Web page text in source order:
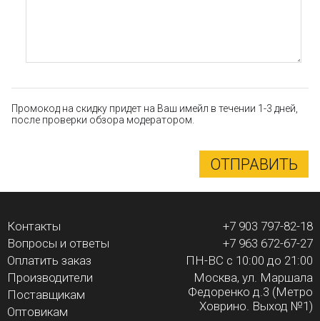
Промокод на скидку придет на Ваш имейл в течении 1-3 дней,
после проверки обзора модератором.
ОТПРАВИТЬ
Контакты
Вопросы и ответы
Оплатить заказ
Производители
Поставщикам
Оптовикам
+7 903 797-82-18
+7 963 672-67-27
ПН-ВС с 10:00 до 21:00
Москва, ул. Маршала
Федоренко д.3 (Метро
Ховрино. Выход №1)